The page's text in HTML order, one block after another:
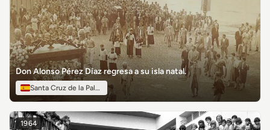
Don Alonso Pérez Díaz regresa a su isla natal.
Santa Cruz de la Palma
1964